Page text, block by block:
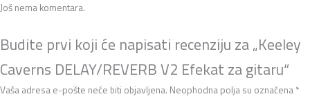
Još nema komentara.
Budite prvi koji će napisati recenziju za „Keeley
Caverns DELAY/REVERB V2 Efekat za gitaru“
Vaša adresa e-pošte neće biti objavljena. Neophodna polja su označena *